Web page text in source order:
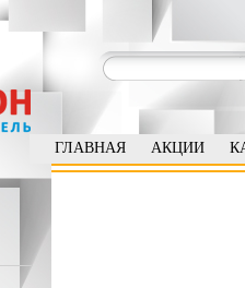
ГЛАВНАЯ АКЦИИ